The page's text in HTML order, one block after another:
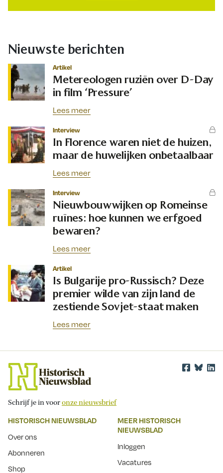
Nieuwste berichten
Artikel
Metereologen ruziën over D-Day
in film ‘Pressure’
Lees meer
Interview
In Florence waren niet de huizen,
maar de huwelijken onbetaalbaar
Lees meer
Interview
Nieuwbouwwijken op Romeinse
ruïnes: hoe kunnen we erfgoed
bewaren?
Lees meer
Artikel
Is Bulgarije pro-Russisch? Deze
premier wilde van zijn land de
zestiende Sovjet-staat maken
Lees meer
Schrijf je in vooronze nieuwsbrief
HISTORISCH NIEUWSBLAD
Over ons
Abonneren
Shop
MEER HISTORISCH
NIEUWSBLAD
Inloggen
Vacatures